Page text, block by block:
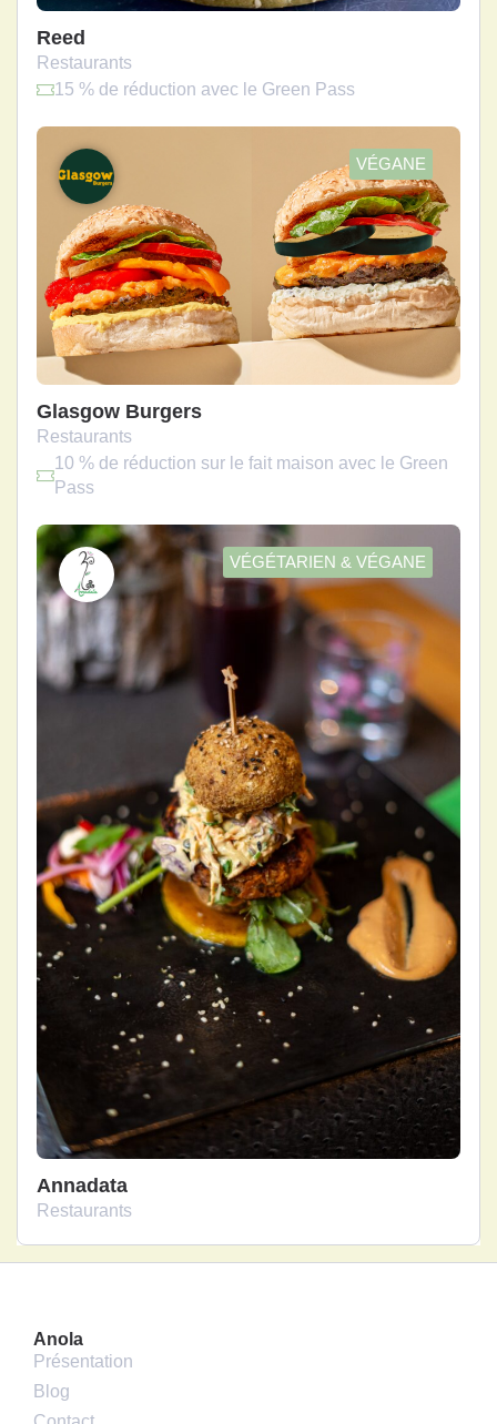
Reed
Restaurants
15 % de réduction avec le Green Pass
VÉGANE
Glasgow Burgers
Restaurants
10 % de réduction sur le fait maison avec le Green
Pass
VÉGÉTARIEN & VÉGANE
Annadata
Restaurants
Anola
Présentation
Blog